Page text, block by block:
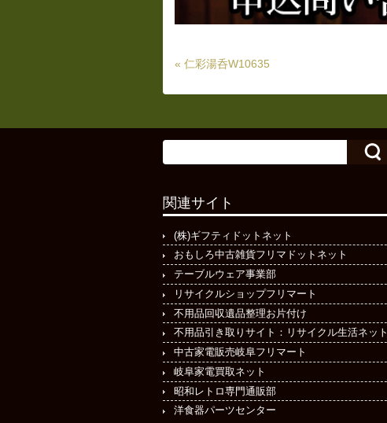
« 仁彩湯呑W10635
関連サイト
(株)ギフティドットネット
おもしろ中古雑貨フリマドットネット
テーブルウェア事業部
リサイクルショップフリマート
不用品回収遺品整理お片付け
不用品引き取りサイト：リサイクル生活ネット
中古家電販売岐阜フリマート
岐阜家電買取ネット
昭和レトロ専門通販部
洋食器パーツセンター